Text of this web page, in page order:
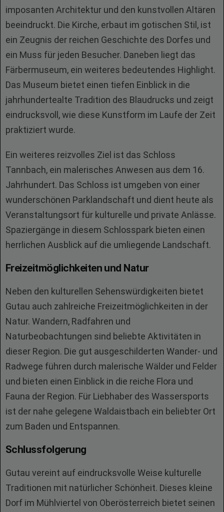
imposanten Architektur und den kunstvollen Altären
beeindruckt. Die Kirche, erbaut im gotischen Stil, ist
ein Zeugnis der reichen Geschichte des Dorfes und
ein Muss für jeden Besucher. Daneben liegt das
Färbermuseum, ein weiteres bedeutendes Highlight.
Das Museum bietet einen tiefen Einblick in die
jahrhundertealte Tradition des Blaudrucks und zeigt
eindrucksvoll, wie diese Kunstform im Laufe der Zeit
praktiziert wurde.
Ein weiteres reizvolles Ziel ist das Schloss
Tannbach, ein malerisches Anwesen aus dem 16.
Jahrhundert. Das Schloss ist umgeben von einer
wunderschönen Parklandschaft und dient heute als
Veranstaltungsort für kulturelle und private Anlässe.
Spaziergänge in diesem Schlosspark bieten einen
herrlichen Ausblick auf die umliegende Landschaft.
Freizeitmöglichkeiten und Natur
Neben den kulturellen Sehenswürdigkeiten bietet
Gutau auch zahlreiche Freizeitmöglichkeiten in der
Natur. Wandern, Radfahren und
Naturbeobachtungen sind beliebte Aktivitäten in
dieser Region. Die gut ausgeschilderten Wander- und
Radwege führen durch malerische Wälder und Felder
und bieten einen Einblick in die reiche Flora und
Fauna der Region. Für Liebhaber des Wassersports
ist der nahe gelegene Waldaistbach ein beliebter Ort
zum Baden und Entspannen.
Schlussfolgerung
Gutau vereint auf eindrucksvolle Weise kulturelle
Traditionen mit natürlicher Schönheit. Dieses kleine
Dorf im Mühlviertel von Oberösterreich bietet seinen